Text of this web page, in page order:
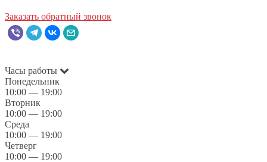
Заказать обратный звонок
Часы работы
Понедельник
10:00 — 19:00
Вторник
10:00 — 19:00
Среда
10:00 — 19:00
Четверг
10:00 — 19:00